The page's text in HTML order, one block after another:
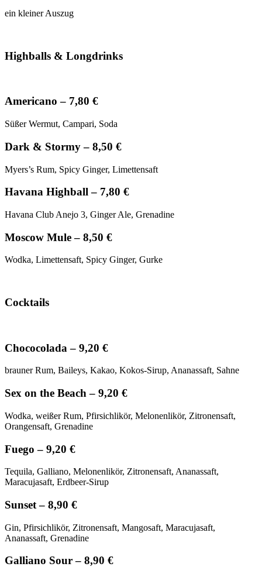
ein kleiner Auszug
Highballs & Longdrinks
Americano – 7,80 €
Süßer Wermut, Campari, Soda
Dark & Stormy – 8,50 €
Myers’s Rum, Spicy Ginger, Limettensaft
Havana Highball – 7,80 €
Havana Club Anejo 3, Ginger Ale, Grenadine
Moscow Mule – 8,50 €
Wodka, Limettensaft, Spicy Ginger, Gurke
Cocktails
Chococolada – 9,20 €
brauner Rum, Baileys, Kakao, Kokos-Sirup, Ananassaft, Sahne
Sex on the Beach – 9,20 €
Wodka, weißer Rum, Pfirsichlikör, Melonenlikör, Zitronensaft,
Orangensaft, Grenadine
Fuego – 9,20 €
Tequila, Galliano, Melonenlikör, Zitronensaft, Ananassaft,
Maracujasaft, Erdbeer-Sirup
Sunset – 8,90 €
Gin, Pfirsichlikör, Zitronensaft, Mangosaft, Maracujasaft,
Ananassaft, Grenadine
Galliano Sour – 8,90 €